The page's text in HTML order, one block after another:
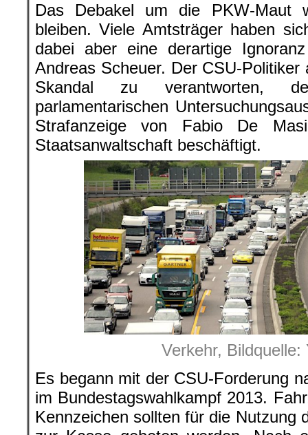
Das Debakel um die PKW-Maut
bleiben. Viele Amtsträger haben
dabei aber eine derartige
Andreas Scheuer. Der CSU-
Skandal zu verantworten,
parlamentarischen
Strafanzeige von Fabio De
Staatsanwaltschaft beschäftigt.
Verkehr, Bildquelle:
Es begann mit der CSU-Forderung
im Bundestagswahlkampf 2013.
Kennzeichen sollten für die Nutzung